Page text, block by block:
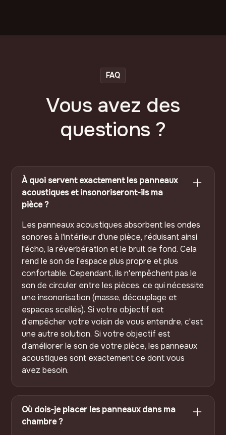
FAQ
Vous avez des
questions ?
À quoi servent exactement les panneaux
acoustiques et insonoriseront-ils ma
pièce ?
Les panneaux acoustiques absorbent les ondes
sonores à l'intérieur d'une pièce, réduisant ainsi
l'écho, la réverbération et le bruit de fond. Cela
rend le son de l'espace plus propre et plus
confortable. Cependant, ils n'empêchent pas le
son de circuler entre les pièces, ce qui nécessite
une insonorisation (masse, découplage et
espaces scellés). Si votre objectif est
d'empêcher votre voisin de vous entendre, c'est
une autre solution. Si votre objectif est
d'améliorer le son de votre pièce, les panneaux
acoustiques sont exactement ce dont vous
avez besoin.
Où dois-je placer les panneaux dans ma
chambre ?